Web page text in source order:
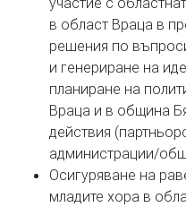
в област Враца в
решения по
и генериране на
планиране на
Враца и в община
действия
администрации/
Осигуряване на
младите хора в